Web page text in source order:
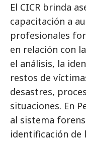
El CICR brinda
capacitación a
profesionales
en relación con
el análisis, la
restos de
desastres,
situaciones. En
al sistema
identificación de